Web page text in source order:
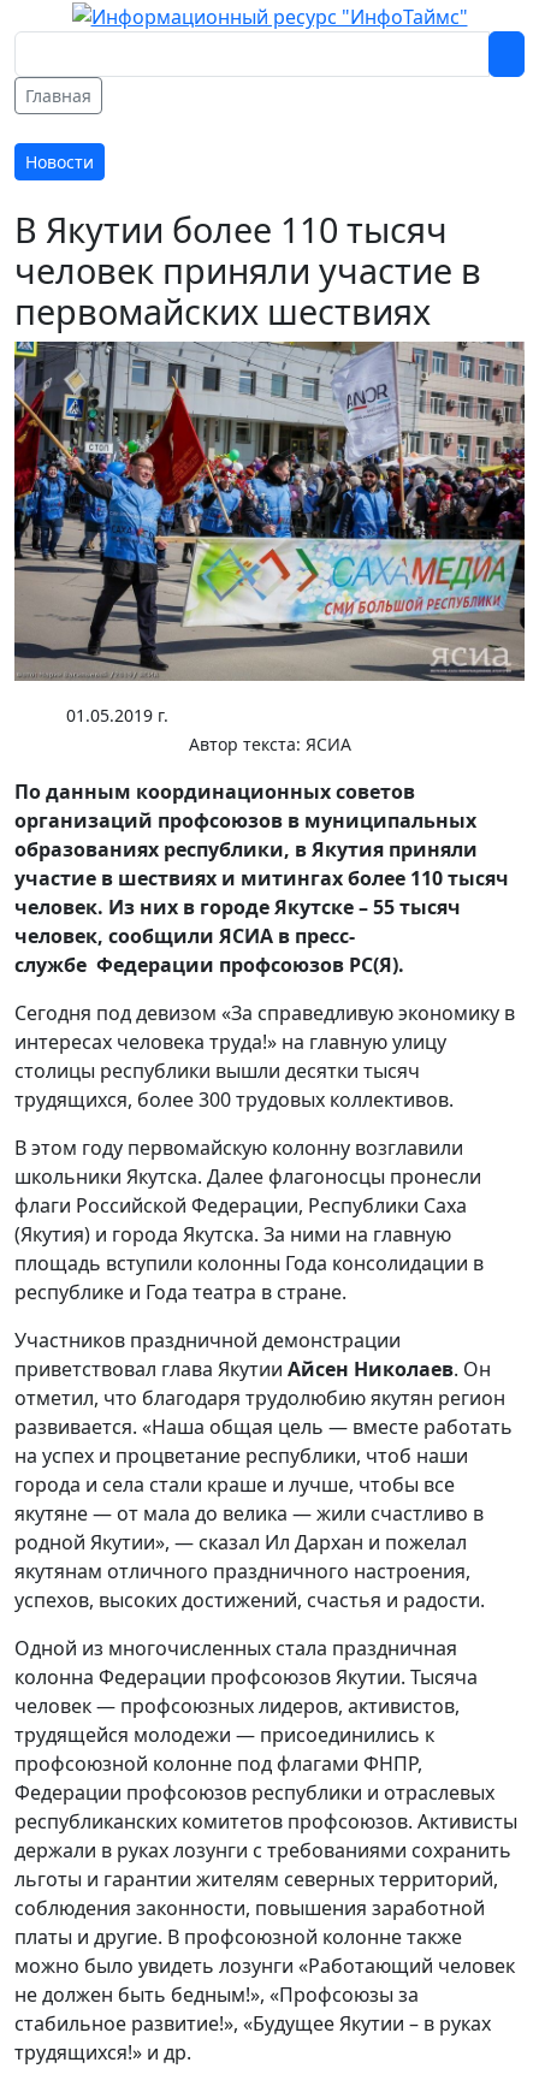
Главная
Новости
В Якутии более 110 тысяч
человек приняли участие в
первомайских шествиях
01.05.2019 г.
Автор текста: ЯСИА
По данным координационных советов
организаций профсоюзов в муниципальных
образованиях республики, в Якутия приняли
участие в шествиях и митингах более 110 тысяч
человек. Из них в городе Якутске – 55 тысяч
человек, сообщили ЯСИА в пресс-
службе Федерации профсоюзов РС(Я).
Сегодня под девизом «За справедливую экономику в
интересах человека труда!» на главную улицу
столицы республики вышли десятки тысяч
трудящихся, более 300 трудовых коллективов.
В этом году первомайскую колонну возглавили
школьники Якутска. Далее флагоносцы пронесли
флаги Российской Федерации, Республики Саха
(Якутия) и города Якутска. За ними на главную
площадь вступили колонны Года консолидации в
республике и Года театра в стране.
Участников праздничной демонстрации
приветствовал глава Якутии Айсен Николаев. Он
отметил, что благодаря трудолюбию якутян регион
развивается. «Наша общая цель — вместе работать
на успех и процветание республики, чтоб наши
города и села стали краше и лучше, чтобы все
якутяне — от мала до велика — жили счастливо в
родной Якутии», — сказал Ил Дархан и пожелал
якутянам отличного праздничного настроения,
успехов, высоких достижений, счастья и радости.
Одной из многочисленных стала праздничная
колонна Федерации профсоюзов Якутии. Тысяча
человек — профсоюзных лидеров, активистов,
трудящейся молодежи — присоединились к
профсоюзной колонне под флагами ФНПР,
Федерации профсоюзов республики и отраслевых
республиканских комитетов профсоюзов. Активисты
держали в руках лозунги с требованиями сохранить
льготы и гарантии жителям северных территорий,
соблюдения законности, повышения заработной
платы и другие. В профсоюзной колонне также
можно было увидеть лозунги «Работающий человек
не должен быть бедным!», «Профсоюзы за
стабильное развитие!», «Будущее Якутии – в руках
трудящихся!» и др.